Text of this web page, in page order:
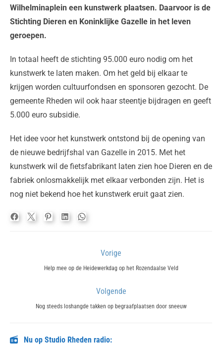
Wilhelminaplein een kunstwerk plaatsen. Daarvoor is de
Stichting Dieren en Koninklijke Gazelle in het leven
geroepen.
In totaal heeft de stichting 95.000 euro nodig om het
kunstwerk te laten maken. Om het geld bij elkaar te
krijgen worden cultuurfondsen en sponsoren gezocht. De
gemeente Rheden wil ook haar steentje bijdragen en geeft
5.000 euro subsidie.
Het idee voor het kunstwerk ontstond bij de opening van
de nieuwe bedrijfshal van Gazelle in 2015. Met het
kunstwerk wil de fietsfabrikant laten zien hoe Dieren en de
fabriek onlosmakkelijk met elkaar verbonden zijn. Het is
nog niet bekend hoe het kunstwerk eruit gaat zien.
navigatie
Vorige
Previous
Help mee op de Heidewerkdag op het Rozendaalse Veld
Volgende
Next
Nog steeds loshangde takken op begraafplaatsen door sneeuw
Nu op Studio Rheden radio: